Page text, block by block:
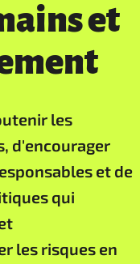
et
les
d'encourager
et de
qui
les risques en